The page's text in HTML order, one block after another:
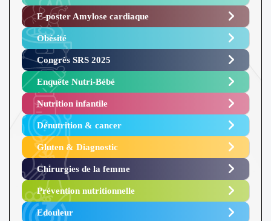
E-poster Amylose cardiaque ​
Obésité ​
Congrès SRS 2025 ​
Enquête Nutri-Bébé ​
Nutrition infantile
Dénutrition & cancer
Gluten & Diagnostic
Chirurgies de la femme
Prévention nutritionnelle
Edouleur​